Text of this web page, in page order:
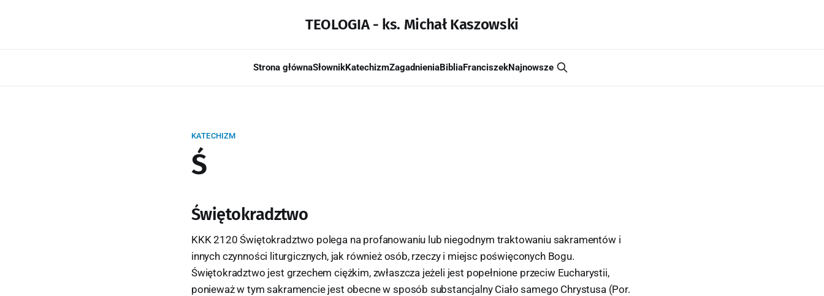
TEOLOGIA - ks. Michał Kaszowski
Strona głównaSłownikKatechizmZagadnieniaBibliaFranciszekNajnowsze
KATECHIZM
Ś
Świętokradztwo
KKK 2120 Świętokradztwo polega na profanowaniu lub niegodnym traktowaniu sakramentów i
innych czynności liturgicznych, jak również osób, rzeczy i miejsc poświęconych Bogu.
Świętokradztwo jest grzechem ciężkim, zwłaszcza jeżeli jest popełnione przeciw Eucharystii,
ponieważ w tym sakramencie jest obecne w sposób substancjalny Ciało samego Chrystusa (Por.